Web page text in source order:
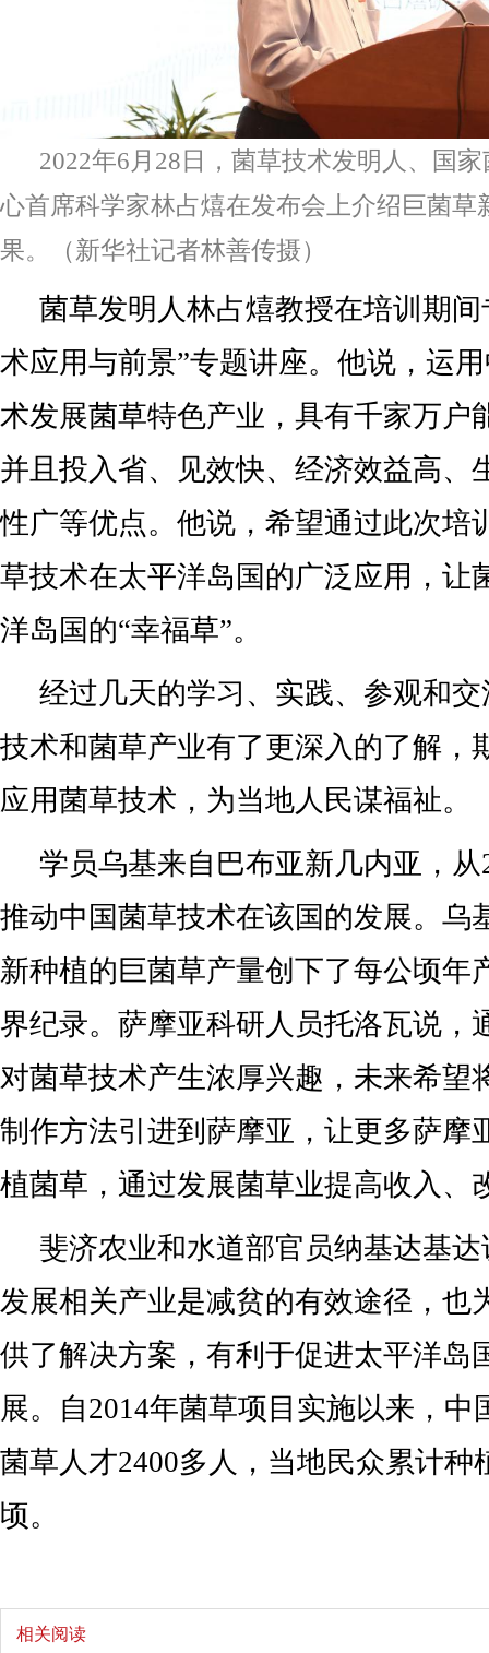
2022年6月28日，菌草技术发明人、国
心首席科学家林占熺在发布会上介绍巨菌草
果。（新华社记者林善传摄）
菌草发明人林占熺教授在培训期
术应用与前景”专题讲座。他说，运
术发展菌草特色产业，具有千家万户
并且投入省、见效快、经济效益高、
性广等优点。他说，希望通过此次培
草技术在太平洋岛国的广泛应用，让
洋岛国的“幸福草”。
经过几天的学习、实践、参观和
技术和菌草产业有了更深入的了解，
应用菌草技术，为当地人民谋福祉。
学员乌基来自巴布亚新几内亚，
推动中国菌草技术在该国的发展。乌
新种植的巨菌草产量创下了每公顷年
界纪录。萨摩亚科研人员托洛瓦说，
对菌草技术产生浓厚兴趣，未来希望
制作方法引进到萨摩亚，让更多萨摩
植菌草，通过发展菌草业提高收入、
斐济农业和水道部官员纳基达基
发展相关产业是减贫的有效途径，也
供了解决方案，有利于促进太平洋岛
展。自2014年菌草项目实施以来，中
菌草人才2400多人，当地民众累计种
顷。
相关阅读